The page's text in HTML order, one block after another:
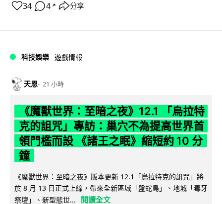
34 4 ↗ 分享
科技娛樂 遊戲情報
天恩 21 小時
《魔獸世界：至暗之夜》12.1 「烏拉特
克的詛咒」專訪：巢穴不為提高世界首
領門檻而設 《諸王之眠》縮短約 10 分
鐘
《魔獸世界：至暗之夜》版本更新 12.1「烏拉特克的詛咒」將
於 8 月 13 日正式上線，帶來全新區域「盤蛇島」、地城「毒牙
祭壇」、新型態世...
閱讀全文